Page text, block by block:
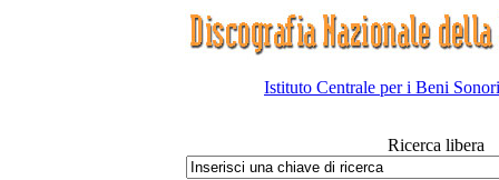
Istituto Centrale per i Beni
Ricerca libera